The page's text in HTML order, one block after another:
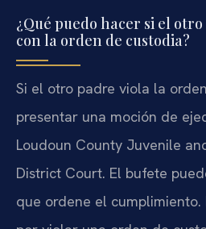
¿Qué puedo hacer si el
con la orden de custodia?
Si el otro padre viola la
presentar una moción de
Loudoun County Juvenile
District Court. El bufete
que ordene el cumplimiento.